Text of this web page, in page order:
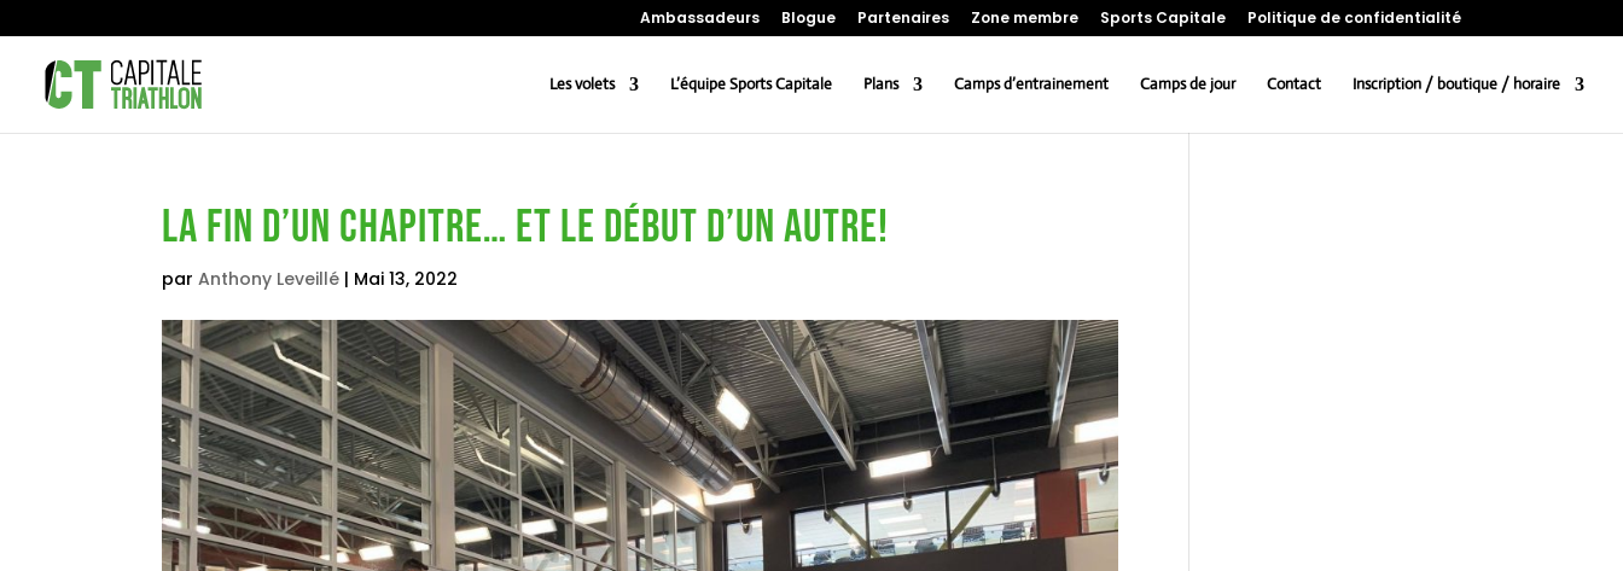
Ambassadeurs Blogue Partenaires Zone membre Sports Capitale Politique de confidentialité
Les volets L’équipe Sports Capitale Plans Camps d’entrainement Camps de jour Contact Inscription / boutique / horaire
La fin d’un chapitre… et le début d’un autre!
parAnthony Leveillé | Mai 13, 2022